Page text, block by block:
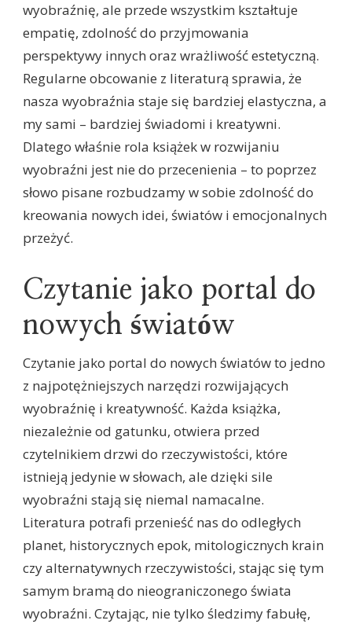
wyobraźnię, ale przede wszystkim kształtuje
empatię, zdolność do przyjmowania
perspektywy innych oraz wrażliwość estetyczną.
Regularne obcowanie z literaturą sprawia, że
nasza wyobraźnia staje się bardziej elastyczna, a
my sami – bardziej świadomi i kreatywni.
Dlatego właśnie rola książek w rozwijaniu
wyobraźni jest nie do przecenienia – to poprzez
słowo pisane rozbudzamy w sobie zdolność do
kreowania nowych idei, światów i emocjonalnych
przeżyć.
Czytanie jako portal do
nowych światów
Czytanie jako portal do nowych światów to jedno
z najpotężniejszych narzędzi rozwijających
wyobraźnię i kreatywność. Każda książka,
niezależnie od gatunku, otwiera przed
czytelnikiem drzwi do rzeczywistości, które
istnieją jedynie w słowach, ale dzięki sile
wyobraźni stają się niemal namacalne.
Literatura potrafi przenieść nas do odległych
planet, historycznych epok, mitologicznych krain
czy alternatywnych rzeczywistości, stając się tym
samym bramą do nieograniczonego świata
wyobraźni. Czytając, nie tylko śledzimy fabułę,